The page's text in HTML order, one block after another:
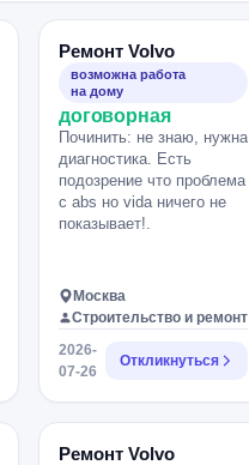
Ремонт Volvo
возможна работа
на дому
договорная
Починить: не знаю, нужна
диагностика. Есть
подозрение что проблема
с abs но vida ничего не
показывает!.
Москва
Строительство и ремонт
2026-
07-26
Откликнуться
Ремонт Volvo